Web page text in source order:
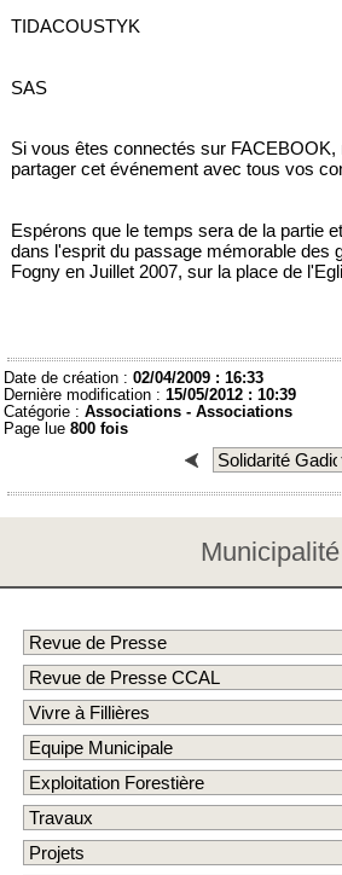
TIDACOUSTYK
SAS
Si vous êtes connectés sur
partager cet événement avec tous vos
Espérons que le temps sera de la partie
dans l'esprit du passage mémorable des
Fogny en Juillet 2007, sur la place de
Date de création : 02/04/2009 : 16:33
Dernière modification : 15/05/2012 : 10:39
Catégorie : Associations - Associations
Page lue 800 fois
Municipalité